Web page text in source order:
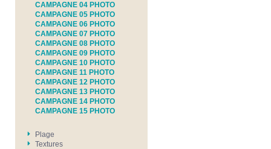
CAMPAGNE 04 PHOTO
CAMPAGNE 05 PHOTO
CAMPAGNE 06 PHOTO
CAMPAGNE 07 PHOTO
CAMPAGNE 08 PHOTO
CAMPAGNE 09 PHOTO
CAMPAGNE 10 PHOTO
CAMPAGNE 11 PHOTO
CAMPAGNE 12 PHOTO
CAMPAGNE 13 PHOTO
CAMPAGNE 14 PHOTO
CAMPAGNE 15 PHOTO
Plage
Textures